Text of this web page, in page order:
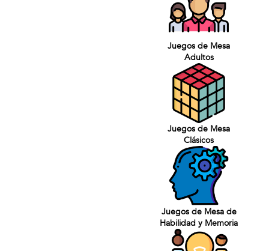
Juegos de Mesa
Adultos
Juegos de Mesa
Clásicos
Juegos de Mesa de
Habilidad y Memoria